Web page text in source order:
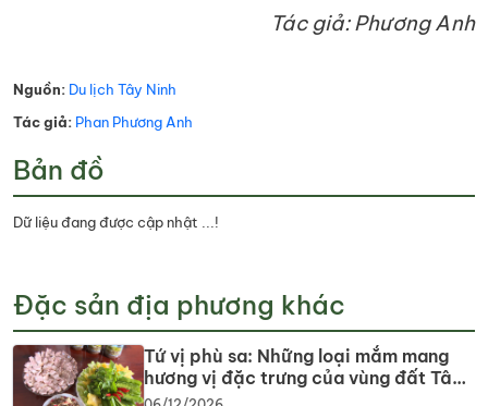
Tác giả: Phương Anh
Nguồn: Du lịch Tây Ninh
Tác giả: Phan Phương Anh
Bản đồ
Dữ liệu đang được cập nhật ...!
Đặc sản địa phương khác
Tứ vị phù sa: Những loại mắm mang
hương vị đặc trưng của vùng đất Tây
Ninh